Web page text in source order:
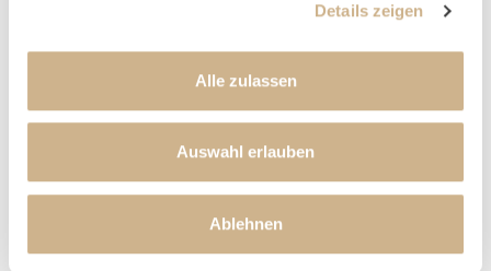
Details zeigen
Alle zulassen
Auswahl erlauben
Ablehnen